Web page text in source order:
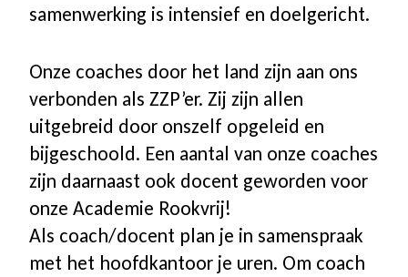
samenwerking is intensief en doelgericht.
Onze coaches door het land zijn aan ons
verbonden als ZZP’er. Zij zijn allen
uitgebreid door onszelf opgeleid en
bijgeschoold. Een aantal van onze coaches
zijn daarnaast ook docent geworden voor
onze Academie Rookvrij!
Als coach/docent plan je in samenspraak
met het hoofdkantoor je uren. Om coach